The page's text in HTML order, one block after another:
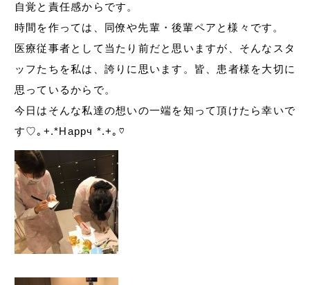
自覚と責任感からです。
時間を作っては、同僚や先輩・後輩ペアと様々です。
医療従事者として当たり前だと思いますが、そんなスタ
ッフたちを私は、誇りに思います。皆、患者様を大切に
思っているからで。
今日はそんな私達の想いの一端を知って頂けたら幸いで
す♡｡+.*Ηаррч *.+｡♡